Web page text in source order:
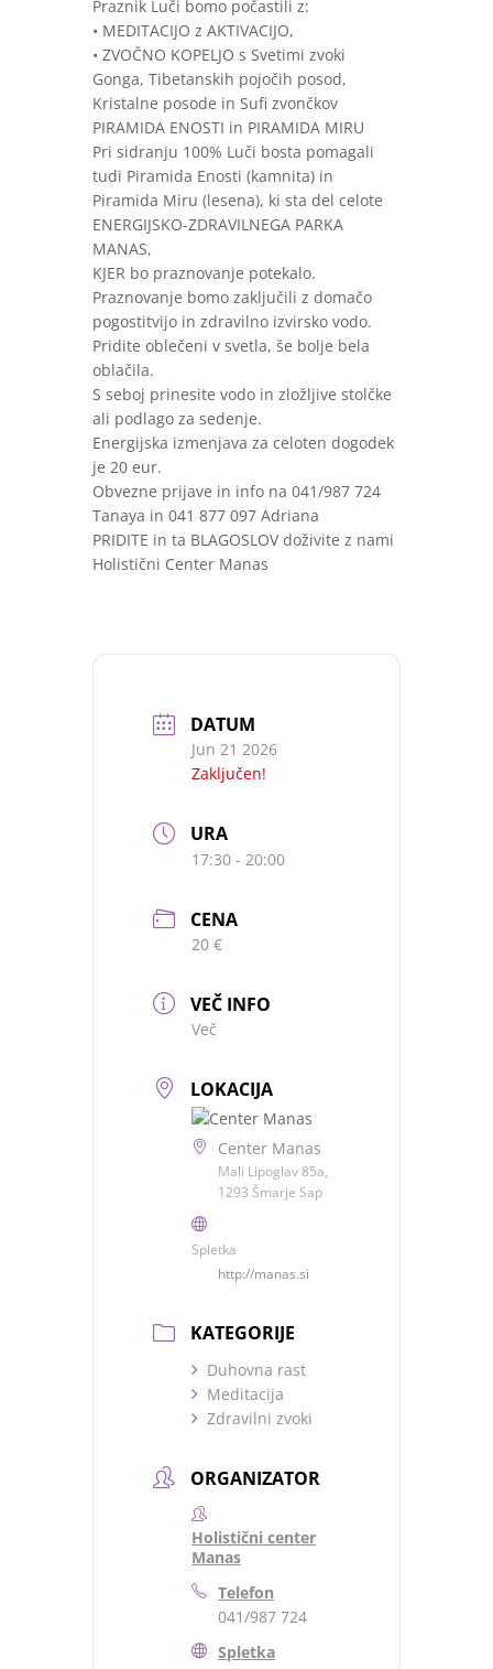
Praznik Luči bomo počastili z:
• MEDITACIJO z AKTIVACIJO,
• ZVOČNO KOPELJO s Svetimi zvoki
Gonga, Tibetanskih pojočih posod,
Kristalne posode in Sufi zvončkov
PIRAMIDA ENOSTI in PIRAMIDA MIRU
Pri sidranju 100% Luči bosta pomagali
tudi Piramida Enosti (kamnita) in
Piramida Miru (lesena), ki sta del celote
ENERGIJSKO-ZDRAVILNEGA PARKA
MANAS,
KJER bo praznovanje potekalo.
Praznovanje bomo zaključili z domačo
pogostitvijo in zdravilno izvirsko vodo.
Pridite oblečeni v svetla, še bolje bela
oblačila.
S seboj prinesite vodo in zložljive stolčke
ali podlago za sedenje.
Energijska izmenjava za celoten dogodek
je 20 eur.
Obvezne prijave in info na 041/987 724
Tanaya in 041 877 097 Adriana
PRIDITE in ta BLAGOSLOV doživite z nami
Holistični Center Manas
DATUM
Jun 21 2026
Zaključen!
URA
17:30 - 20:00
CENA
20 €
VEČ INFO
Več
LOKACIJA
Center Manas
Mali Lipoglav 85a,
1293 Šmarje Sap
Spletka
http://manas.si
KATEGORIJE
Duhovna rast
Meditacija
Zdravilni zvoki
ORGANIZATOR
Holistični center
Manas
Telefon
041/987 724
Spletka